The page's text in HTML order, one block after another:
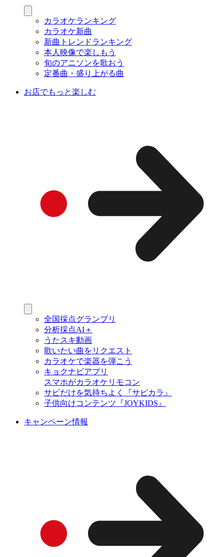
カラオケランキング
カラオケ新曲
新曲トレンドランキング
本人映像で楽しもう
旬のアニソンを歌おう
定番曲・盛り上がる曲
お店でもっと楽しむ
全国採点グランプリ
分析採点AI＋
うたスキ動画
歌いたい曲をリクエスト
カラオケで楽器を弾こう
キョクナビアプリ
スマホがカラオケリモコン
サビだけを気持ちよく『サビカラ』
子供向けコンテンツ『JOYKIDS』
キャンペーン情報